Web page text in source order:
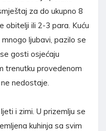
za do ukupno 8
obitelji ili 2-3 para. Kuću
ljubavi, pazilo se
gosti osjećaju
trenutku provedenom
nedostaje.
i zimi. U prizemlju se
kuhinja sa svim